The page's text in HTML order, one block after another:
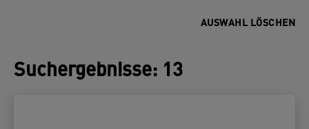
AUSWAHL LÖSCHEN
Suchergebnisse: 13